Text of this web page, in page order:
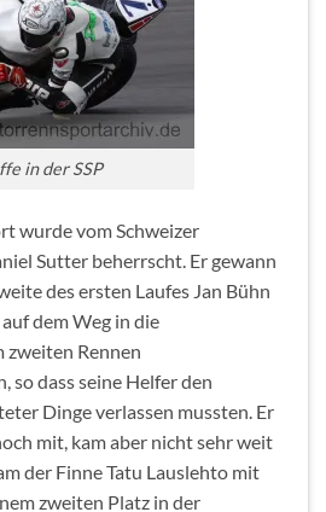
in der SSP
wurde vom Schweizer
Sutter beherrscht. Er gewann
des ersten Laufes Jan Bühn
dem Weg in die
zweiten Rennen
so dass seine Helfer den
Dinge verlassen mussten. Er
mit, kam aber nicht sehr weit
der Finne Tatu Lauslehto mit
zweiten Platz in der